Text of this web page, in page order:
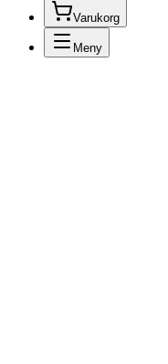
Varukorg
Meny